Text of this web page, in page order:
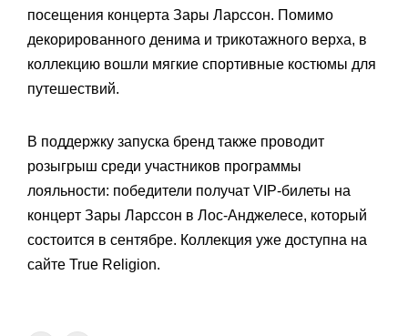
посещения концерта Зары Ларссон. Помимо
декорированного денима и трикотажного верха, в
коллекцию вошли мягкие спортивные костюмы для
путешествий.
В поддержку запуска бренд также проводит
розыгрыш среди участников программы
лояльности: победители получат VIP-билеты на
концерт Зары Ларссон в Лос-Анджелесе, который
состоится в сентябре. Коллекция уже доступна на
сайте True Religion.